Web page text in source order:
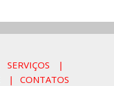
SERVIÇOS
CONTATOS